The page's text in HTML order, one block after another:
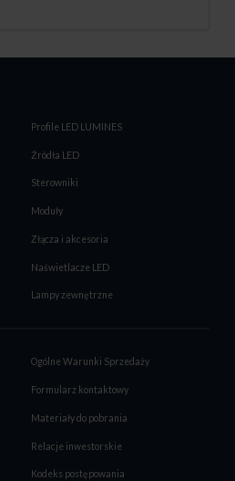
Profile LED LUMINES
Źródła LED
Sterowniki
Moduły
Złącza i akcesoria
Naświetlacze LED
Lampy zewnętrzne
Ogólne Warunki Sprzedaży
Formularz kontaktowy
Materiały do pobrania
Relacje inwestorskie
Kodeks postępowania